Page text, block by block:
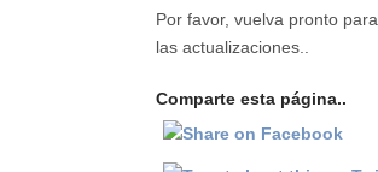
Por favor, vuelva pronto
las actualizaciones..
Comparte esta página..